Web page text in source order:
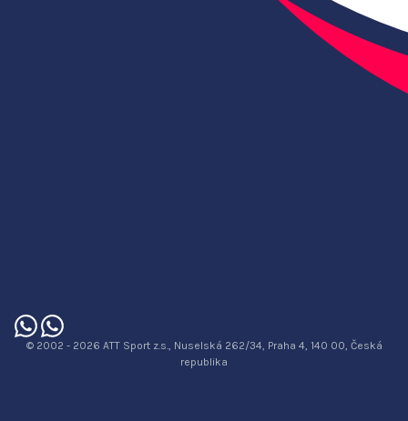
© 2002 - 2026 ATT Sport z.s., Nuselská 262/34, Praha 4, 140 00, Česká
republika